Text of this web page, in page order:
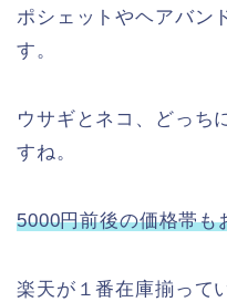
ポシェットやヘアバン
す。
ウサギとネコ、どっち
すね。
5000円前後の価格帯も
楽天が１番在庫揃って